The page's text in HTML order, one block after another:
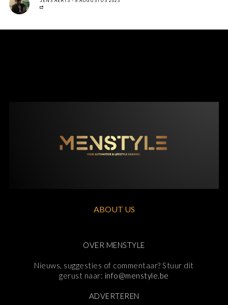
ABOUT US
OVER MENSTYLE
Nieuws, suggesties of commentaar? Stuur dit
gerust naar: info@menstyle.be
ADVERTEREN